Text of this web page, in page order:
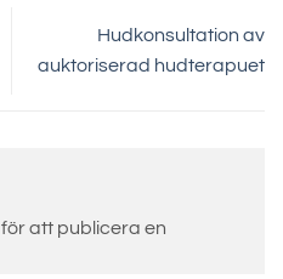
Hudkonsultation av
auktoriserad hudterapuet
för att publicera en